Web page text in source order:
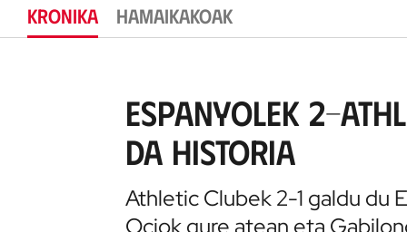
KRONIKA HAMAIKAKOAK
Espanyolek 2-
da historia
Athletic Clubek 2-1 galdu du